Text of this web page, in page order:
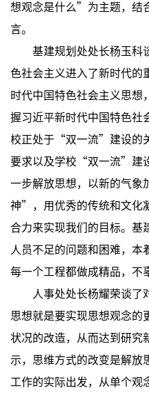
想观念是什么”为主题，结
言。
基建规划处处长杨玉科
色社会主义进入了新时代的
时代中国特色社会主义思想
握习近平新时代中国特色社
校正处于“双一流”建设的
要求以及学校“双一流”建
一步解放思想，以新的气
神”，用优秀的传统和文化
合力来实现我们的目标。基
人员不足的问题和困难，本
每一个工程都做成精品，不
人事处处长杨耀荣谈了
思想就是要实现思想观念的
状况的改造，从而达到研究
示，思维方式的改变是解放
工作的实际出发，从单个观